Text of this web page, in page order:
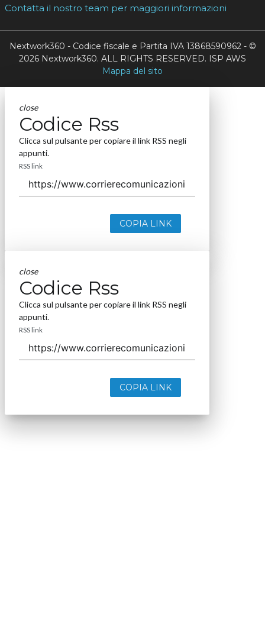
Contatta il nostro team per maggiori informazioni
Nextwork360 - Codice fiscale e Partita IVA 13868590962 - ©
2026 Nextwork360. ALL RIGHTS RESERVED. ISP AWS
Mappa del sito
close
Codice Rss
Clicca sul pulsante per copiare il link RSS negli
appunti.
RSS link
COPIA LINK
close
Codice Rss
Clicca sul pulsante per copiare il link RSS negli
appunti.
RSS link
COPIA LINK